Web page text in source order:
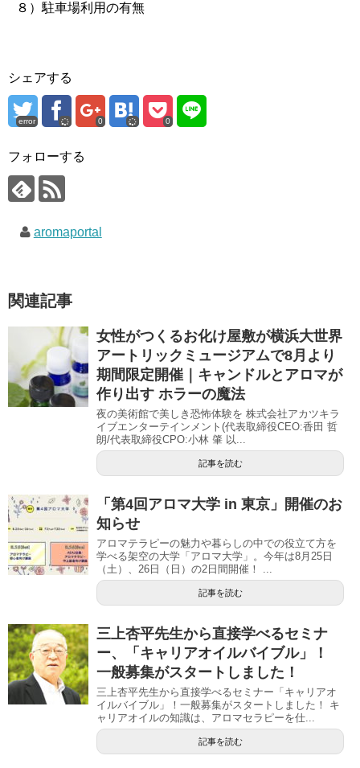
８）駐車場利用の有無
シェアする
error 0 0
フォローする
aromaportal
関連記事
女性がつくるお化け屋敷が横浜大世界
アートリックミュージアムで8月より
期間限定開催｜キャンドルとアロマが
作り出す ホラーの魔法
夜の美術館で美しき恐怖体験を 株式会社アカツキラ
イブエンターテインメント(代表取締役CEO:香田 哲
朗/代表取締役CPO:小林 肇 以...
記事を読む
「第4回アロマ大学 in 東京」開催のお
知らせ
アロマテラピーの魅力や暮らしの中での役立て方を
学べる架空の大学「アロマ大学」。今年は8月25日
（土）、26日（日）の2日間開催！ ...
記事を読む
三上杏平先生から直接学べるセミナ
ー、「キャリアオイルバイブル」！
一般募集がスタートしました！
三上杏平先生から直接学べるセミナー「キャリアオ
イルバイブル」！一般募集がスタートしました！ キ
ャリアオイルの知識は、アロマセラピーを仕...
記事を読む